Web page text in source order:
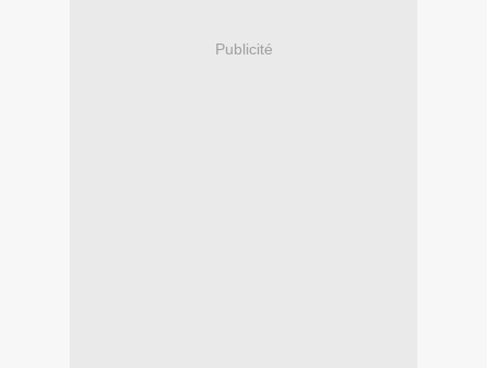
Publicité